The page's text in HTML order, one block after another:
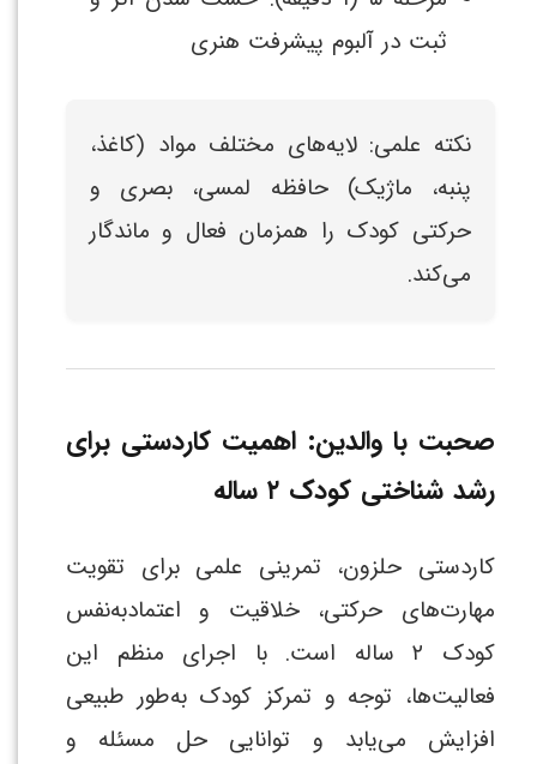
ثبت در آلبوم پیشرفت هنری
نکته علمی: لایه‌های مختلف مواد (کاغذ،
پنبه، ماژیک) حافظه لمسی، بصری و
حرکتی کودک را همزمان فعال و ماندگار
می‌کند.
صحبت با والدین: اهمیت کاردستی برای
رشد شناختی کودک ۲ ساله
کاردستی حلزون، تمرینی علمی برای تقویت
مهارت‌های حرکتی، خلاقیت و اعتمادبه‌نفس
کودک ۲ ساله است. با اجرای منظم این
فعالیت‌ها، توجه و تمرکز کودک به‌طور طبیعی
افزایش می‌یابد و توانایی حل مسئله و